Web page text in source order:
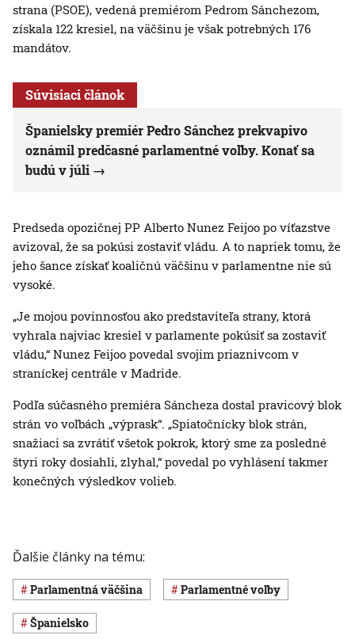
strana (PSOE), vedená premiérom Pedrom Sánchezom,
získala 122 kresiel, na väčšinu je však potrebných 176
mandátov.
Súvisiaci článok
Španielsky premiér Pedro Sánchez prekvapivo
oznámil predčasné parlamentné voľby. Konať sa
budú v júli
Predseda opozičnej PP Alberto Nunez Feijoo po víťazstve
avizoval, že sa pokúsi zostaviť vládu. A to napriek tomu, že
jeho šance získať koaličnú väčšinu v parlamentne nie sú
vysoké.
„Je mojou povinnosťou ako predstaviteľa strany, ktorá
vyhrala najviac kresiel v parlamente pokúsiť sa zostaviť
vládu,“ Nunez Feijoo povedal svojim priaznivcom v
straníckej centrále v Madride.
Podľa súčasného premiéra Sáncheza dostal pravicový blok
strán vo voľbách „výprask“. „Spiatočnícky blok strán,
snažiaci sa zvrátiť všetok pokrok, ktorý sme za posledné
štyri roky dosiahli, zlyhal,“ povedal po vyhlásení takmer
konečných výsledkov volieb.
Ďalšie články na tému:
parlamentná väčšina parlamentné voľby
Španielsko